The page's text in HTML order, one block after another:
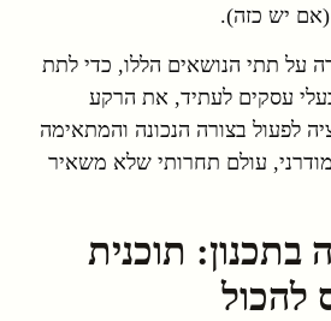
יש כזה).
על תתי הנושאים הללו, כדי לתת
עסקים לעתיד, את הרקע
לפעול בצורה הנכונה והמתאימה
עולם תחרותי שלא משאיר
בתכנון: תוכנית
להכול